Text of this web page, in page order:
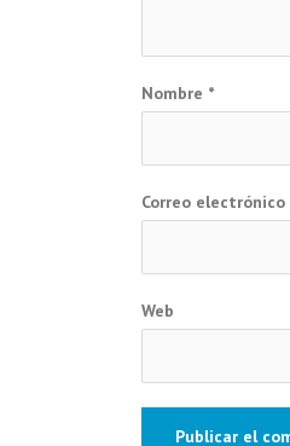
Nombre *
Correo electrónico
Web